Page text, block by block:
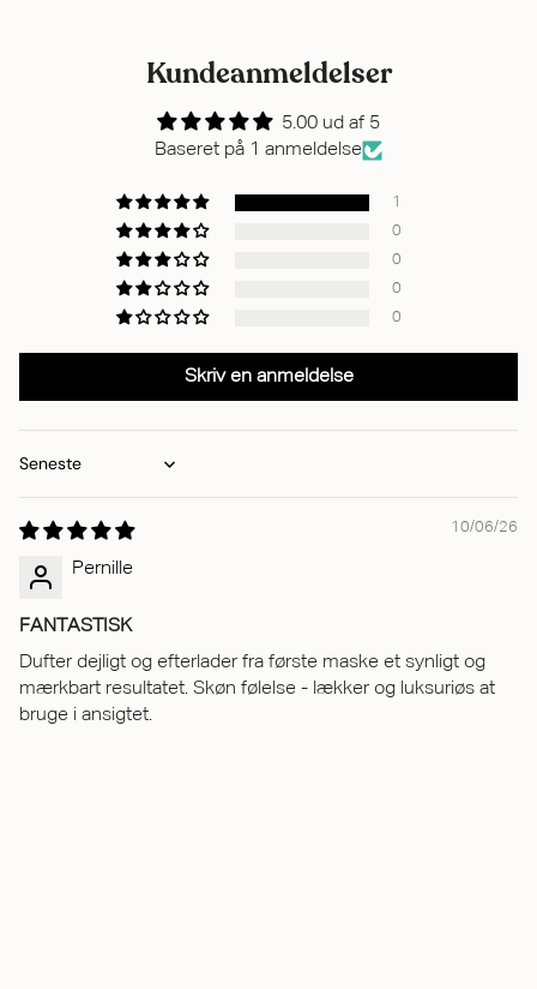
Kundeanmeldelser
5.00 ud af 5
Baseret på 1 anmeldelse
1
0
0
0
0
Skriv en anmeldelse
Sort by
10/06/26
Pernille
FANTASTISK
Dufter dejligt og efterlader fra første maske et synligt og
mærkbart resultatet. Skøn følelse - lækker og luksuriøs at
bruge i ansigtet.